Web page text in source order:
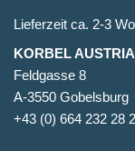
Lieferzeit ca. 2-3
KORBEL AUSTRIA
Feldgasse 8
A-3550 Gobelsburg
+43 (0) 664 232 28